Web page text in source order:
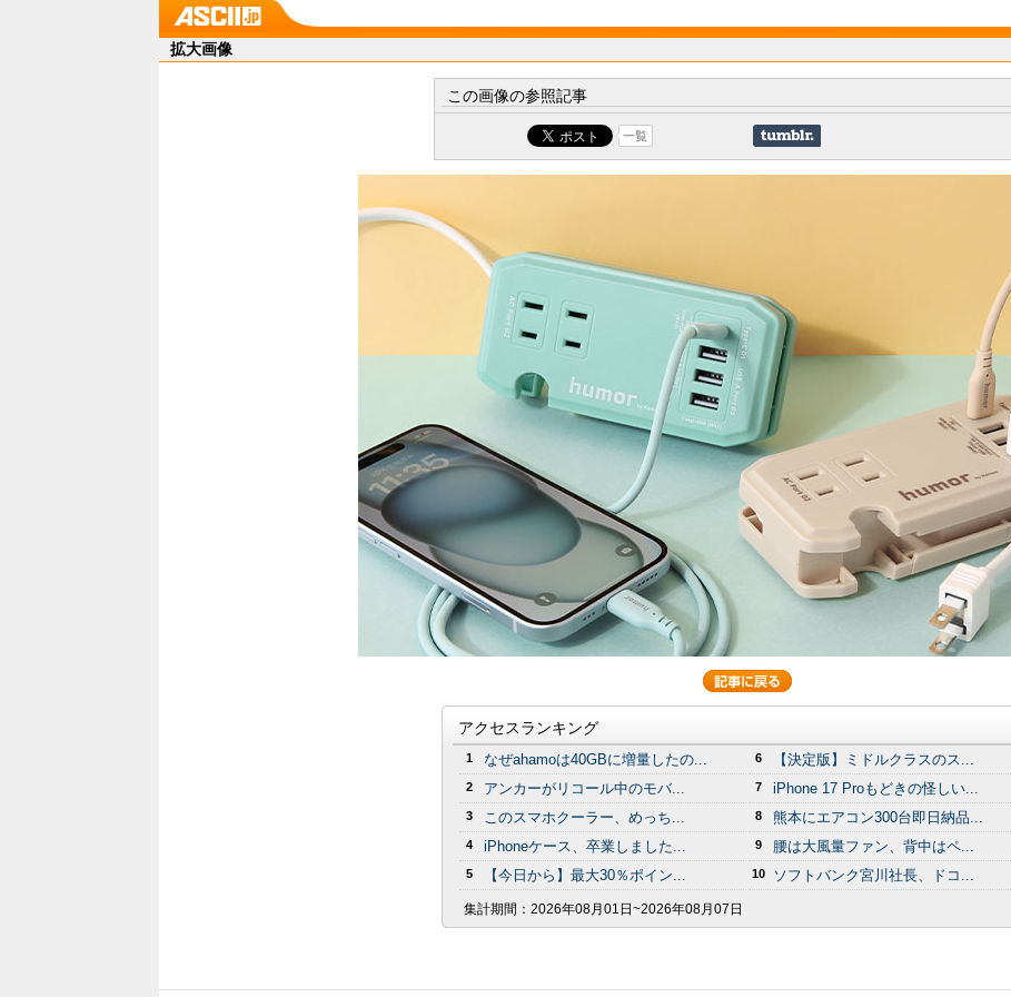
拡大画像
この画像の参照記事
一覧
アクセスランキング
1 なぜahamoは40GBに増量したの...
2 アンカーがリコール中のモバ...
3 このスマホクーラー、めっち...
4 iPhoneケース、卒業しました...
5 【今日から】最大30％ポイン...
6 【決定版】ミドルクラスのス...
7 iPhone 17 Proもどきの怪しい...
8 熊本にエアコン300台即日納品...
9 腰は大風量ファン、背中はペ...
10 ソフトバンク宮川社長、ドコ...
集計期間： 2026年08月01日~2026年08月07日